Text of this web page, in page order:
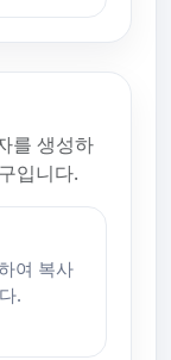
를 생성하
입니다.
여 복사
.